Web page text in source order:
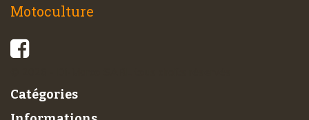
Motoculture
Catégories